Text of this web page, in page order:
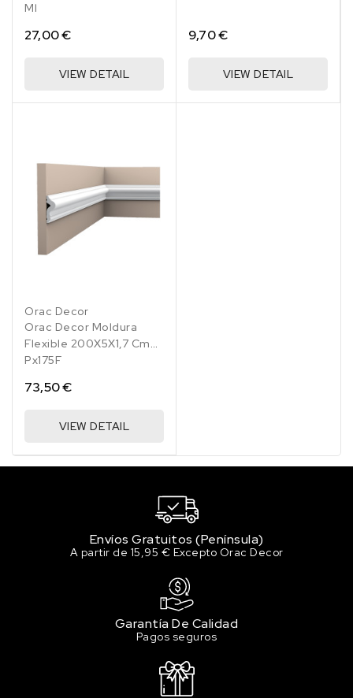
Ml
27,00 €
VIEW DETAIL
9,70 €
VIEW DETAIL
Orac Decor
Orac Decor Moldura
Flexible 200X5X1,7 Cm
Px175F
73,50 €
VIEW DETAIL
Envíos Gratuitos (Península)
A partir de 15,95 € Excepto Orac Decor
Garantía De Calidad
Pagos seguros